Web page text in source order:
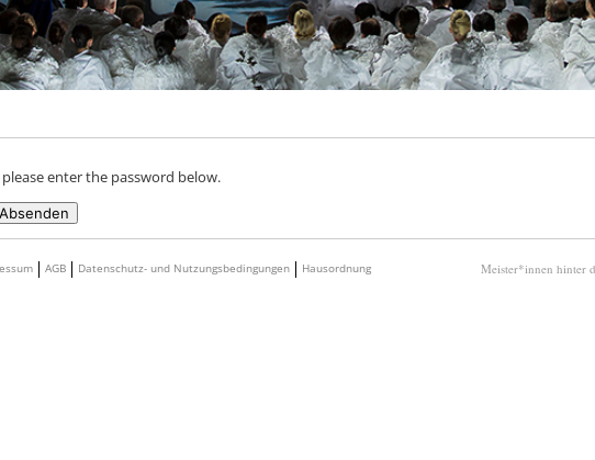
enter the password below.
AGB Datenschutz- und Nutzungsbedingungen Hausordnung Meister*innen hinter